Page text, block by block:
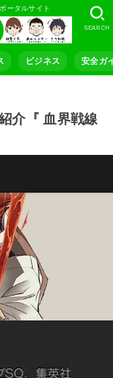
ータルサイト
ビジネス 安全ガ
SEARCH
介『 血界戦線